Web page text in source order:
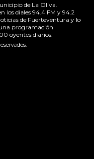
de La Oliva.
los diales 94.4 FM y 94.2
de Fuerteventura y lo
programación
oyentes diarios.